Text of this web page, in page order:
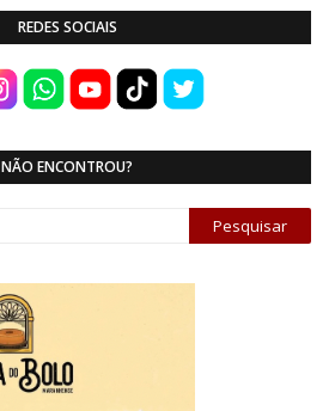
REDES SOCIAIS
NÃO ENCONTROU?